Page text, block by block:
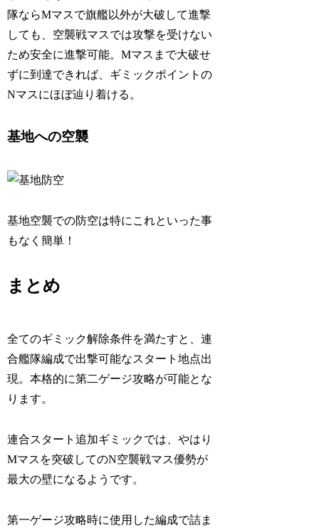
隊ならMマスで旗艦以外が大破して進撃
しても、空襲戦マスでは攻撃を受けない
ため安全に進撃可能。Mマスまで大破せ
ずに到達できれば、ギミックポイントの
Nマスにほぼ辿り着ける。
基地への空襲
基地空襲での防空は特にこれといった事
もなく簡単！
まとめ
全てのギミック解除条件を満たすと、連
合艦隊編成で出撃可能なスタート地点出
現。本格的に第二ゲージ攻略が可能とな
ります。
連合スタート追加ギミックでは、やはり
Mマスを突破してのN空襲戦マス優勢が
最大の壁になるようです。
第一ゲージ攻略時に使用した編成で詰ま